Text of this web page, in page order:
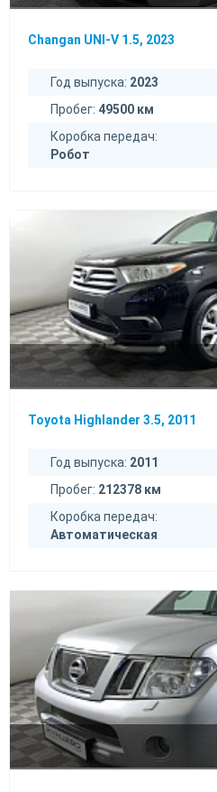
Changan UNI-V 1.5, 2023
Год выпуска: 2023
Пробег: 49500 км
Коробка передач:
Робот
Toyota Highlander 3.5, 2011
Год выпуска: 2011
Пробег: 212378 км
Коробка передач:
Автоматическая